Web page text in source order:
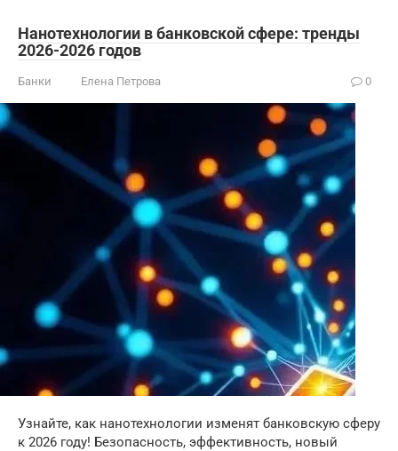
Нанотехнологии в банковской сфере: тренды
2026-2026 годов
Банки Елена Петрова 0
Узнайте, как нанотехнологии изменят банковскую сферу
к 2026 году! Безопасность, эффективность, новый